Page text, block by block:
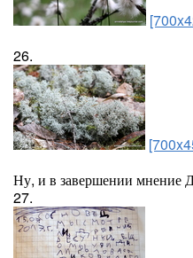
26.
Ну, и в завершении мнение
27.